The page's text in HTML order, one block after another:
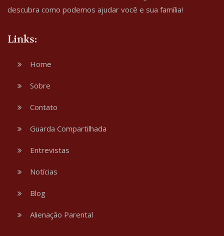
descubra como podemos ajudar você e sua família!
Links:
Home
Sobre
Contato
Guarda Compartilhada
Entrevistas
Notícias
Blog
Alienação Parental